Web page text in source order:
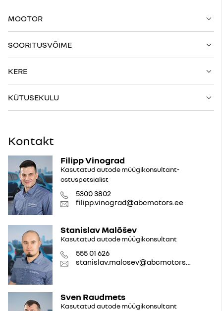
MOOTOR
SOORITUSVÕIME
KERE
KÜTUSEKULU
Kontakt
Filipp Vinograd
Kasutatud autode müügikonsultant-
ostuspetsialist
5300 3802
filipp.vinograd@abcmotors.ee
Stanislav Malõšev
Kasutatud autode müügikonsultant
555 01 626
stanislav.malosev@abcmotors.ee
Sven Raudmets
Kasutatud autode müügikonsultant